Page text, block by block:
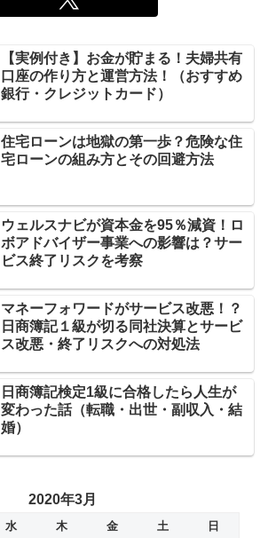
【実例付き】お金が貯まる！夫婦共有
口座の作り方と運営方法！（おすすめ
銀行・クレジットカード）
住宅ローンは地獄の第一歩？危険な住
宅ローンの組み方とその回避方法
ウェルスナビが資本金を95％減資！ロ
ボアドバイザー事業への影響は？サー
ビス終了リスクを考察
マネーフォワードがサービス改悪！？
日商簿記１級が切る同社決算とサービ
ス改悪・終了リスクへの対処法
日商簿記検定1級に合格したら人生が
変わった話（転職・出世・副収入・結
婚）
2020年3月
水 木 金 土 日